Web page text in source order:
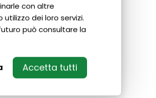
con altre
dei loro servizi.
può consultare la
Accetta tutti
lo